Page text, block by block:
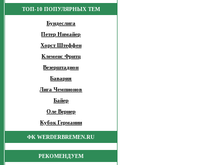
ТОП-10 ПОПУЛЯРНЫХ ТЕМ
Бундеслига
Петер Нимайер
Хорст Штеффен
Клеменс Фритц
Везерштадион
Бавария
Лига Чемпионов
Байер
Оле Вернер
Кубок Германии
ФК WERDERBREMEN.RU
РЕКОМЕНДУЕМ